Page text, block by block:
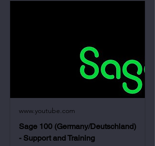
www.youtube.com
Sage 100 (Germany/Deutschland)
- Support and Training